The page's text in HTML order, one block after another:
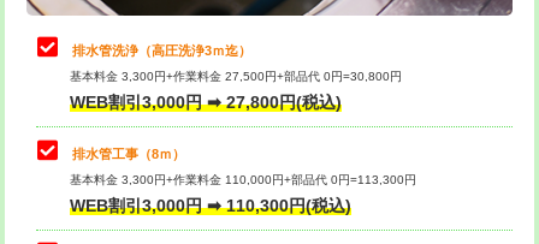
排水管工事（追加 排水管工事/3ｍ超
え）
マス交換（土の掘削・埋め戻し作業）
マス交換（深さ50㎝未満）
マス交換（深さ50㎝以上） 66,000円
止水・漏水調査・防水処理・清掃・修
理・調整・分解・加工など（中作業）
22,000円
止水・漏水調査・防水処理・清掃・修
理・調整・分解・加工など（重作業）
33,000円
その他部品の脱着
交換・取付（タンク） 22,000円+材料費
排水管洗浄（高圧洗浄3ｍ迄）
基本料金 3,300円+作業料金 27,500円+部品代 0円=30,800円
WEB割引3,000円 ➡ 27,800円(税込)
排水管工事（8ｍ）
基本料金 3,300円+作業料金 110,000円+部品代 0円=113,300円
WEB割引3,000円 ➡ 110,300円(税込)